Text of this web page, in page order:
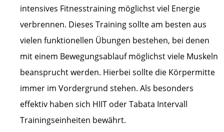
intensives Fitnesstraining möglichst viel Energie
verbrennen. Dieses Training sollte am besten aus
vielen funktionellen Übungen bestehen, bei denen
mit einem Bewegungsablauf möglichst viele Muskeln
beansprucht werden. Hierbei sollte die Körpermitte
immer im Vordergrund stehen. Als besonders
effektiv haben sich HIIT oder Tabata Intervall
Trainingseinheiten bewährt.